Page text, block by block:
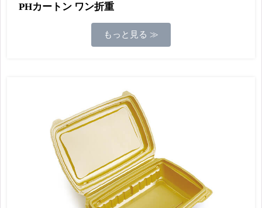
PHカートン ワン折重
もっと見る ≫